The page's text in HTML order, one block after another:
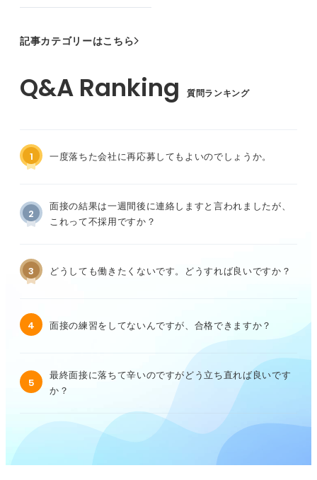
記事カテゴリーはこちら
質問ランキング
1 一度落ちた会社に再応募してもよいのでしょうか。
2
面接の結果は一週間後に連絡しますと言われましたが、
これって不採用ですか？
3 どうしても働きたくないです。どうすれば良いですか？
4 面接の練習をしてないんですが、合格できますか？
5
最終面接に落ちて辛いのですがどう立ち直れば良いです
か？